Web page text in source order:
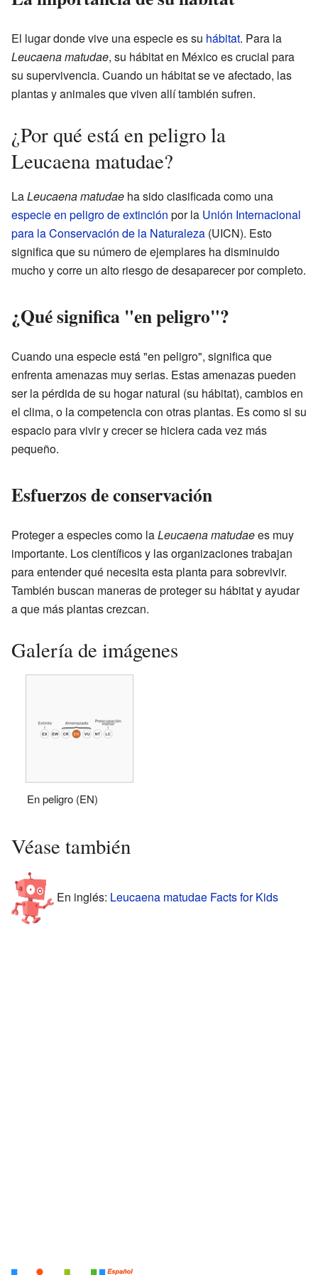
El lugar donde vive una especie es su hábitat. Para la
Leucaena matudae, su hábitat en México es crucial para
su supervivencia. Cuando un hábitat se ve afectado, las
plantas y animales que viven allí también sufren.
¿Por qué está en peligro la
Leucaena matudae?
LaLeucaena matudae ha sido clasificada como una
especie en peligro de extinción por la Unión Internacional
para la Conservación de la Naturaleza (UICN). Esto
significa que su número de ejemplares ha disminuido
mucho y corre un alto riesgo de desaparecer por completo.
¿Qué significa "en peligro"?
Cuando una especie está "en peligro", significa que
enfrenta amenazas muy serias. Estas amenazas pueden
ser la pérdida de su hogar natural (su hábitat), cambios en
el clima, o la competencia con otras plantas. Es como si su
espacio para vivir y crecer se hiciera cada vez más
pequeño.
Esfuerzos de conservación
Proteger a especies como laLeucaena matudaees muy
importante. Los científicos y las organizaciones trabajan
para entender qué necesita esta planta para sobrevivir.
También buscan maneras de proteger su hábitat y ayudar
a que más plantas crezcan.
Galería de imágenes
En peligro (EN)
Véase también
En inglés: Leucaena matudae Facts for Kids